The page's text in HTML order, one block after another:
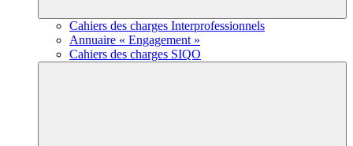
Cahiers des charges Interprofessionnels
Annuaire « Engagement »
Cahiers des charges SIQO